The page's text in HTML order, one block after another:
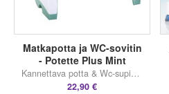
Matkapotta ja WC-sovitin
- Potette Plus Mint
Kannettava potta & Wc-supistaja
22,90 €